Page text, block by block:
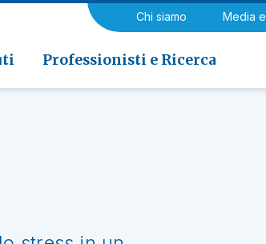
Chi siamo Media
Professionisti e Ricerca
Medicina riabilitativa
Neurologia e Neurochirurgia
Novaggio